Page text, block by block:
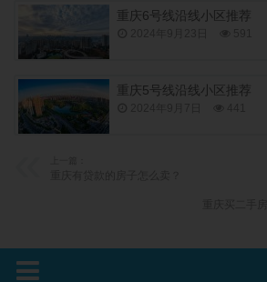
重庆6号线沿线小区推荐
重庆5号线沿线小区推荐